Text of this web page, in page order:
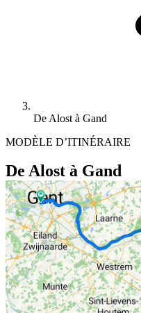
De Alost à Gand
MODÈLE D’ITINÉRAIRE
De Alost à Gand